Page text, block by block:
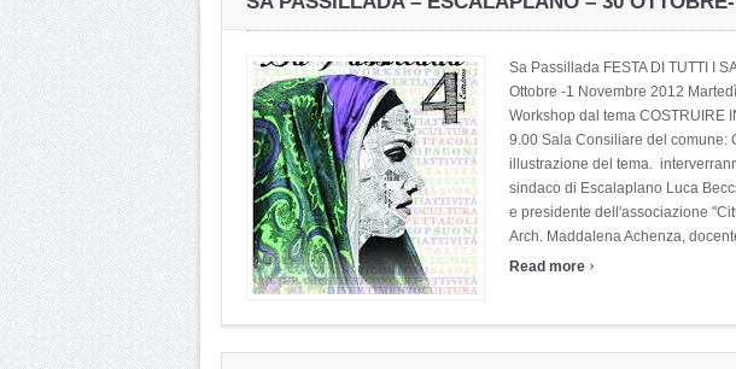
Sa Passillada FESTA DI TUTTI I
Ottobre -1 Novembre 2012
Workshop dal tema COSTRUIRE
9.00 Sala Consiliare del comune:
illustrazione del tema.
sindaco di Escalaplano Luca
e presidente dell'associazione
Arch. Maddalena Achenza,
Read more ›